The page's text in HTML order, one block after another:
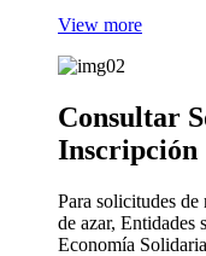
View more
Consultar
Inscripción
Para solicitudes de
de azar,
Economía